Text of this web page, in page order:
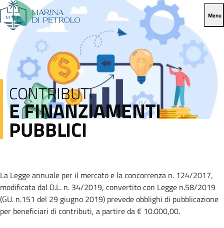
Menu
CONTRIBUTI
E FINANZIAMENTI
PUBBLICI
La Legge annuale per il mercato e la concorrenza n. 124/2017,
modificata dal D.L. n. 34/2019, convertito con Legge n.58/2019
(GU. n.151 del 29 giugno 2019) prevede obblighi di pubblicazione
per beneficiari di contributi, a partire da € 10.000,00.